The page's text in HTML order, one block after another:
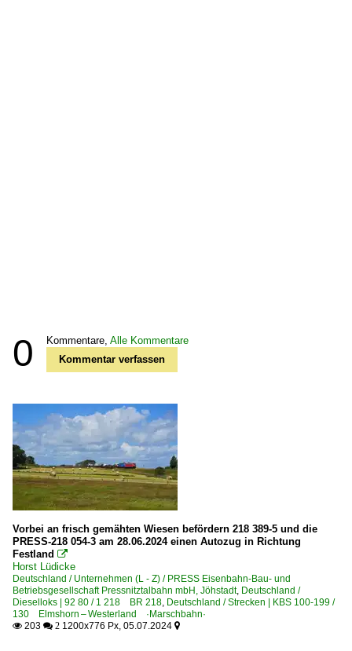
0 Kommentare, Alle Kommentare
Kommentar verfassen
Vorbei an frisch gemähten Wiesen befördern 218 389-5 und die
PRESS-218 054-3 am 28.06.2024 einen Autozug in Richtung
Festland 
Horst Lüdicke
Deutschland / Unternehmen (L - Z) / PRESS Eisenbahn-Bau- und
Betriebsgesellschaft Pressnitztalbahn mbH, Jöhstadt, Deutschland /
Dieselloks | 92 80 / 1 218 BR 218, Deutschland / Strecken | KBS 100-199 /
130 Elmshorn – Westerland ·Marschbahn·
 203  2 1200x776 Px, 05.07.2024 